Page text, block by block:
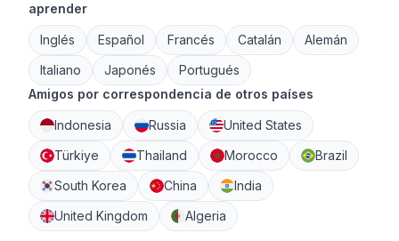
aprender
Inglés Español Francés Catalán
Alemán
Italiano
Japonés
Portugués
Amigos por correspondencia de otros países
Indonesia Russia
United States
Türkiye
Thailand Morocco
Brazil
South Korea
China
India
United Kingdom
Algeria